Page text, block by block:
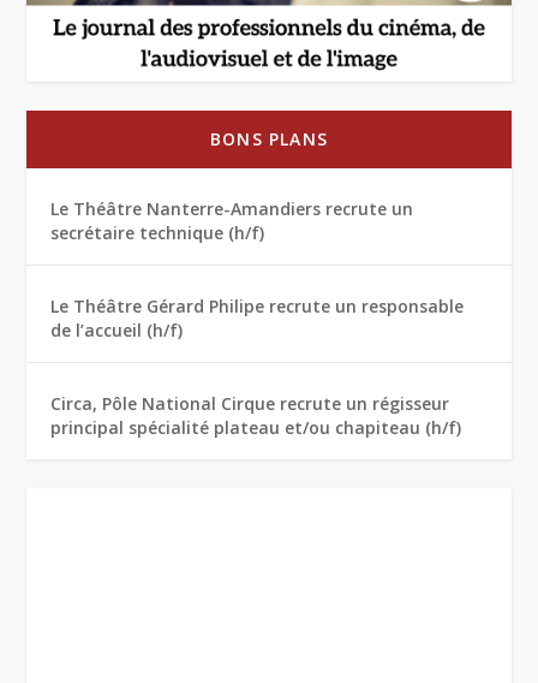
BONS PLANS
Le Théâtre Nanterre-Amandiers recrute un
secrétaire technique (h/f)
Le Théâtre Gérard Philipe recrute un responsable
de l’accueil (h/f)
Circa, Pôle National Cirque recrute un régisseur
principal spécialité plateau et/ou chapiteau (h/f)